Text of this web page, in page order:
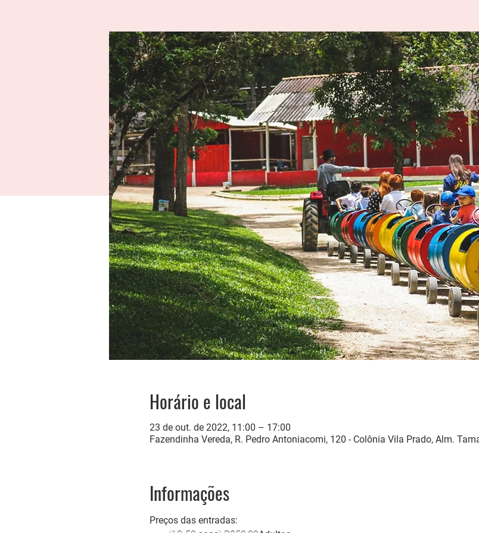
Horário e local
23 de out. de 2022, 11:00 – 17:00
Fazendinha Vereda, R. Pedro Antoniacomi, 120 - Colônia Vila Prado, Alm.
Informações
Preços das entradas: